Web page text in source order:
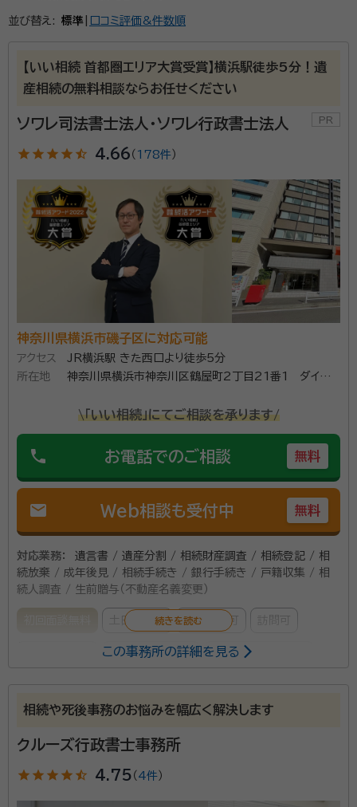
並び替え: 標準 口コミ評価&件数順
【いい相続 首都圏エリア大賞受賞】横浜駅徒歩5分！遺
産相続の無料相談ならお任せください
ソワレ司法書士法人・ソワレ行政書士法人
star star star star star_half 4.66 （ 178件 ）
神奈川県横浜市磯子区に対応可能
アクセス
JR横浜駅 きた西口より徒歩5分
所在地
神奈川県横浜市神奈川区鶴屋町2丁目21番1 ダイヤビ
\「いい相続」にてご相談を承ります/
phone お電話でのご相談 無料
mail Web相談も受付中 無料
対応業務：
遺言書 / 遺産分割 / 相続財産調査 / 相続登記 / 相
続放棄 / 成年後見 / 相続手続き / 銀行手続き / 戸籍収集 / 相
続人調査 / 生前贈与（不動産名義変更）
土日相談可 電話相談可 訪問可
オンライン面談可 女性スタッフ対応可
経歴：
相続業務歴15年
深野 友和（ふかの ともかず）
この事務所の詳細を見る
相続や死後事務のお悩みを幅広く解決します
クルーズ行政書士事務所
star star star star star_half 4.75 （ 4件 ）